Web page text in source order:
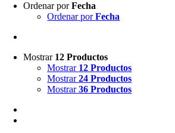
Ordenar porFecha
Ordenar porFecha
Mostrar 12 Productos
Mostrar 12 Productos
Mostrar24 Productos
Mostrar36 Productos